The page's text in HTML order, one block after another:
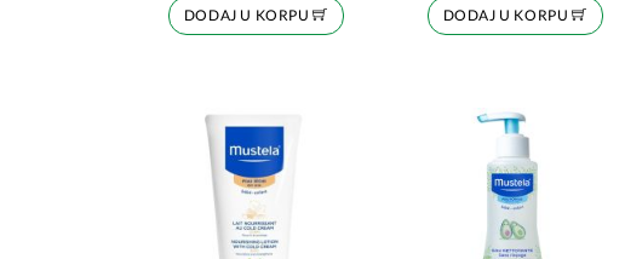
DODAJ U KORPU DODAJ U KORPU